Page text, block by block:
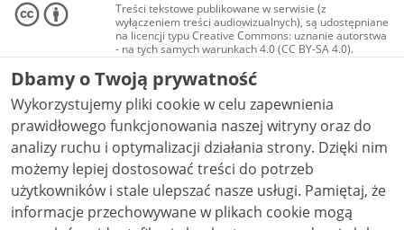
Treści tekstowe publikowane w serwisie (z
wyłączeniem treści audiowizualnych), są udostępniane
na licencji typu Creative Commons: uznanie autorstwa
- na tych samych warunkach 4.0 (CC BY-SA 4.0).
Materiały audiowizualne, w tym zdjęcia, materiały
audio i wideo, są udostępniane na licencji typu
Creative Commons: uznanie autorstwa użycie
niekomercyjne - bez utworów zależnych 4.0 (CC BY-
NC-ND 4.0), o ile nie jest to stwierdzone inaczej.
Dbamy o Twoją prywatność
Wykorzystujemy pliki cookie w celu zapewnienia
prawidłowego funkcjonowania naszej witryny oraz do
analizy ruchu i optymalizacji działania strony. Dzięki nim
możemy lepiej dostosować treści do potrzeb
użytkowników i stale ulepszać nasze usługi. Pamiętaj, że
informacje przechowywane w plikach cookie mogą